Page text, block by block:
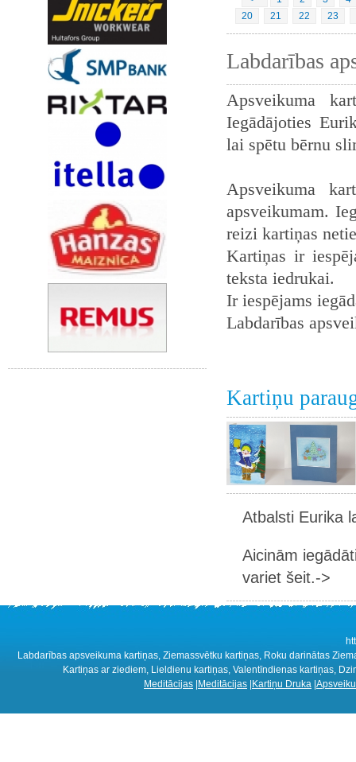
20
21 22 23
Labdarības
Apsveikuma
Iegādājoties
lai spētu bērnu
Apsveikuma
apsveikumam.
reizi kartiņas
Kartiņas ir
teksta iedrukai.
Ir iespējams
Labdarības
Kartiņu
Atbalsti Eurika
Aicinām
variet šeit.->
Labdarības apsveikuma kartiņas, Ziemassvētku kartiņas, Roku darinātas
Kartiņas ar ziediem, Lieldienu kartiņas, Valentīndienas kartiņas,
Meditācijas Meditācijas Kartiņu Druka